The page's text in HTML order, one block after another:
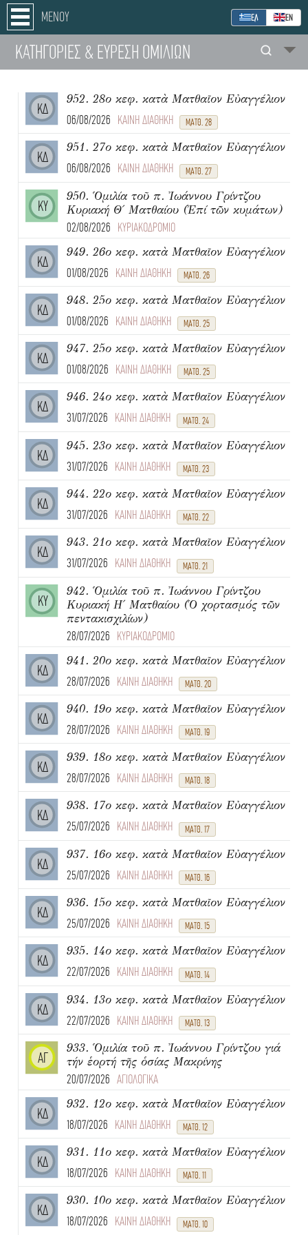
ΜΕΝΟΥ ΕΛ ΕΝ
ΚΑΤΗΓΟΡΙΕΣ & ΕΥΡΕΣΗ ΟΜΙΛΙΩΝ
ΚΔ
952. 28ο κεφ. κατὰ Ματθαῖον Εὐαγγέλιον
06/08/2026 ΚΑΙΝΗ ΔΙΑΘΗΚΗ ΜΑΤΘ. 28
ΚΔ
951. 27ο κεφ. κατὰ Ματθαῖον Εὐαγγέλιον
06/08/2026 ΚΑΙΝΗ ΔΙΑΘΗΚΗ ΜΑΤΘ. 27
ΚΥ
950. Ὁμιλία τοῦ π. Ἰωάννου Γρίντζου
Κυριακή Θ΄ Ματθαίου (Ἐπί τῶν κυμάτων)
02/08/2026 ΚΥΡΙΑΚΟΔΡΟΜΙΟ
ΚΔ
949. 26ο κεφ. κατὰ Ματθαῖον Εὐαγγέλιον
01/08/2026 ΚΑΙΝΗ ΔΙΑΘΗΚΗ ΜΑΤΘ. 26
ΚΔ
948. 25ο κεφ. κατὰ Ματθαῖον Εὐαγγέλιον
01/08/2026 ΚΑΙΝΗ ΔΙΑΘΗΚΗ ΜΑΤΘ. 25
ΚΔ
947. 25ο κεφ. κατὰ Ματθαῖον Εὐαγγέλιον
01/08/2026 ΚΑΙΝΗ ΔΙΑΘΗΚΗ ΜΑΤΘ. 25
ΚΔ
946. 24ο κεφ. κατὰ Ματθαῖον Εὐαγγέλιον
31/07/2026 ΚΑΙΝΗ ΔΙΑΘΗΚΗ ΜΑΤΘ. 24
ΚΔ
945. 23ο κεφ. κατὰ Ματθαῖον Εὐαγγέλιον
31/07/2026 ΚΑΙΝΗ ΔΙΑΘΗΚΗ ΜΑΤΘ. 23
ΚΔ
944. 22ο κεφ. κατὰ Ματθαῖον Εὐαγγέλιον
31/07/2026 ΚΑΙΝΗ ΔΙΑΘΗΚΗ ΜΑΤΘ. 22
ΚΔ
943. 21ο κεφ. κατὰ Ματθαῖον Εὐαγγέλιον
31/07/2026 ΚΑΙΝΗ ΔΙΑΘΗΚΗ ΜΑΤΘ. 21
ΚΥ
942. Ὁμιλία τοῦ π. Ἰωάννου Γρίντζου
Κυριακή Η΄ Ματθαίου (Ὁ χορτασμός τῶν
πεντακισχιλίων)
28/07/2026 ΚΥΡΙΑΚΟΔΡΟΜΙΟ
ΚΔ
941. 20ο κεφ. κατὰ Ματθαῖον Εὐαγγέλιον
28/07/2026 ΚΑΙΝΗ ΔΙΑΘΗΚΗ ΜΑΤΘ. 20
ΚΔ
940. 19ο κεφ. κατὰ Ματθαῖον Εὐαγγέλιον
28/07/2026 ΚΑΙΝΗ ΔΙΑΘΗΚΗ ΜΑΤΘ. 19
ΚΔ
939. 18ο κεφ. κατὰ Ματθαῖον Εὐαγγέλιον
28/07/2026 ΚΑΙΝΗ ΔΙΑΘΗΚΗ ΜΑΤΘ. 18
ΚΔ
938. 17ο κεφ. κατὰ Ματθαῖον Εὐαγγέλιον
25/07/2026 ΚΑΙΝΗ ΔΙΑΘΗΚΗ ΜΑΤΘ. 17
ΚΔ
937. 16ο κεφ. κατὰ Ματθαῖον Εὐαγγέλιον
25/07/2026 ΚΑΙΝΗ ΔΙΑΘΗΚΗ ΜΑΤΘ. 16
ΚΔ
936. 15ο κεφ. κατὰ Ματθαῖον Εὐαγγέλιον
25/07/2026 ΚΑΙΝΗ ΔΙΑΘΗΚΗ ΜΑΤΘ. 15
ΚΔ
935. 14ο κεφ. κατὰ Ματθαῖον Εὐαγγέλιον
22/07/2026 ΚΑΙΝΗ ΔΙΑΘΗΚΗ ΜΑΤΘ. 14
ΚΔ
934. 13ο κεφ. κατὰ Ματθαῖον Εὐαγγέλιον
22/07/2026 ΚΑΙΝΗ ΔΙΑΘΗΚΗ ΜΑΤΘ. 13
ΑΓ
933. Ὁμιλία τοῦ π. Ἰωάννου Γρίντζου γιά
τήν ἑορτή τῆς ὁσίας Μακρίνης
20/07/2026 ΑΓΙΟΛΟΓΙΚΑ
ΚΔ
932. 12ο κεφ. κατὰ Ματθαῖον Εὐαγγέλιον
18/07/2026 ΚΑΙΝΗ ΔΙΑΘΗΚΗ ΜΑΤΘ. 12
ΚΔ
931. 11ο κεφ. κατὰ Ματθαῖον Εὐαγγέλιον
18/07/2026 ΚΑΙΝΗ ΔΙΑΘΗΚΗ ΜΑΤΘ. 11
ΚΔ
930. 10ο κεφ. κατὰ Ματθαῖον Εὐαγγέλιον
18/07/2026 ΚΑΙΝΗ ΔΙΑΘΗΚΗ ΜΑΤΘ. 10